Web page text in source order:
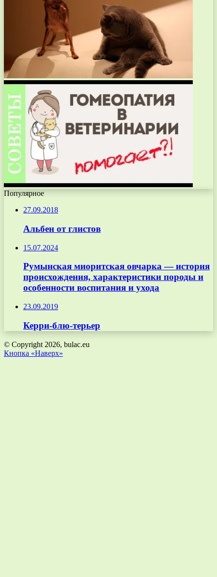
Популярное
27.09.2018
Альбен от глистов
15.07.2024
Румынская миоритская овчарка — история
происхождения, характеристики породы и
особенности воспитания и ухода
23.09.2019
Керри-блю-терьер
© Copyright 2026, bulac.eu
Кнопка «Наверх»